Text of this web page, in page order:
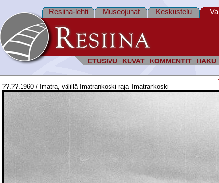
ETUSIVU KUVAT KOMMENTIT HAKU
Resiina-lehti Museojunat Keskustelu
??.??.1960 / Imatra, välillä Imatrankoski-raja–Imatrankoski